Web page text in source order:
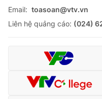
Email: toasoan@vtv.vn
Liên hệ quảng cáo: (024)